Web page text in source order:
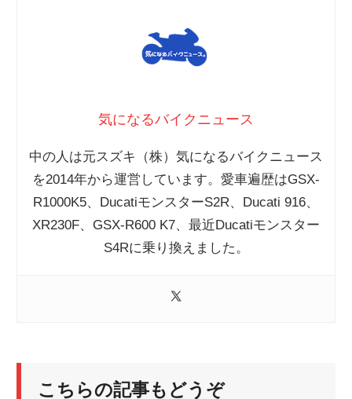
気になるバイクニュース
中の人は元スズキ（株）気になるバイクニュース
を2014年から運営しています。愛車遍歴はGSX-
R1000K5、DucatiモンスターS2R、Ducati 916、
XR230F、GSX-R600 K7、最近Ducatiモンスター
S4Rに乗り換えました。
こちらの記事もどうぞ